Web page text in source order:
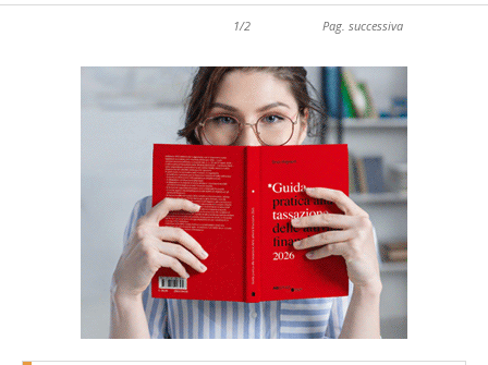
1/2 Pag. successiva